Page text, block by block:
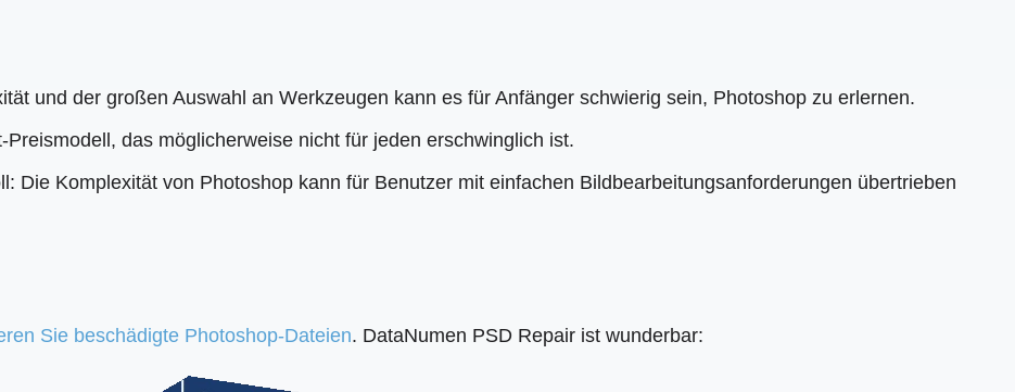
und der großen Auswahl an Werkzeugen kann es für Anfänger schwierig sein, Photoshop zu erlernen.
das möglicherweise nicht für jeden erschwinglich ist.
Die Komplexität von Photoshop kann für Benutzer mit einfachen Bildbearbeitungsanforderungen übertrieben
Sie beschädigte Photoshop-Dateien. DataNumen PSD Repair ist wunderbar: